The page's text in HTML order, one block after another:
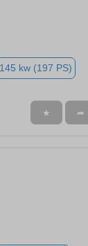
145 kw (197 PS)
★ ➦